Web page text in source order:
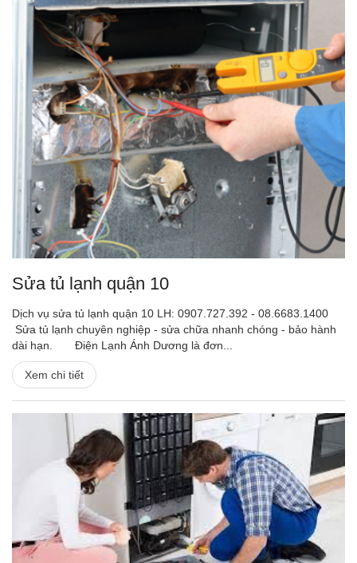
Sửa tủ lạnh quận 10
Dịch vụ sửa tủ lạnh quận 10 LH: 0907.727.392 - 08.6683.1400
Sửa tủ lạnh chuyên nghiệp - sửa chữa nhanh chóng - bảo hành
dài hạn. Điện Lạnh Ánh Dương là đơn...
Xem chi tiết